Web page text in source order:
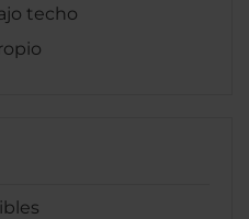
techo